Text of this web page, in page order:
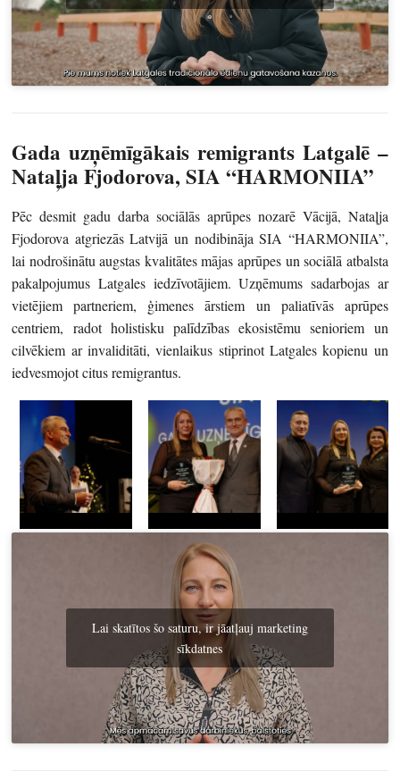
Gada uzņēmīgākais remigrants Latgalē –
Nataļja Fjodorova, SIA “HARMONIIA”
Pēc desmit gadu darba sociālās aprūpes nozarē Vācijā, Nataļja
Fjodorova atgriezās Latvijā un nodibināja SIA “HARMONIIA”,
lai nodrošinātu augstas kvalitātes mājas aprūpes un sociālā atbalsta
pakalpojumus Latgales iedzīvotājiem. Uzņēmums sadarbojas ar
vietējiem partneriem, ģimenes ārstiem un paliatīvās aprūpes
centriem, radot holistisku palīdzības ekosistēmu senioriem un
cilvēkiem ar invaliditāti, vienlaikus stiprinot Latgales kopienu un
iedvesmojot citus remigrantus.
Lai skatītos šo saturu, ir jāatļauj marketing
sīkdatnes